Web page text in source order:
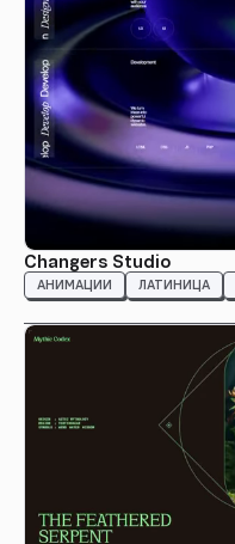
Changers Studio
АНИМАЦИИ ЛАТИНИЦА